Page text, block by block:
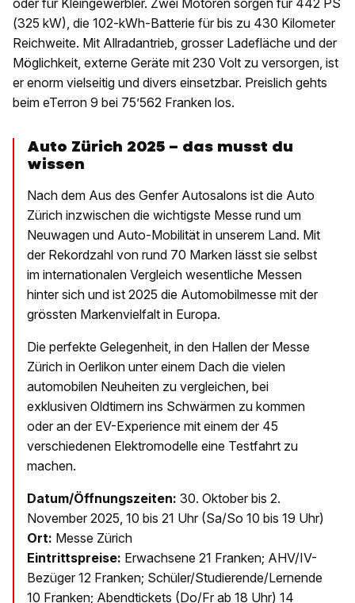
oder für Kleingewerbler. Zwei Motoren sorgen für 442 PS
(325 kW), die 102-kWh-Batterie für bis zu 430 Kilometer
Reichweite. Mit Allradantrieb, grosser Ladefläche und der
Möglichkeit, externe Geräte mit 230 Volt zu versorgen, ist
er enorm vielseitig und divers einsetzbar. Preislich gehts
beim eTerron 9 bei 75’562 Franken los.
Auto Zürich 2025 – das musst du
wissen
Nach dem Aus des Genfer Autosalons ist die Auto
Zürich inzwischen die wichtigste Messe rund um
Neuwagen und Auto-Mobilität in unserem Land. Mit
der Rekordzahl von rund 70 Marken lässt sie selbst
im internationalen Vergleich wesentliche Messen
hinter sich und ist 2025 die Automobilmesse mit der
grössten Markenvielfalt in Europa.
Die perfekte Gelegenheit, in den Hallen der Messe
Zürich in Oerlikon unter einem Dach die vielen
automobilen Neuheiten zu vergleichen, bei
exklusiven Oldtimern ins Schwärmen zu kommen
oder an der EV-Experience mit einem der 45
verschiedenen Elektromodelle eine Testfahrt zu
machen.
Datum/Öffnungszeiten: 30. Oktober bis 2.
November 2025, 10 bis 21 Uhr (Sa/So 10 bis 19 Uhr)
Ort: Messe Zürich
Eintrittspreise: Erwachsene 21 Franken; AHV/IV-
Bezüger 12 Franken; Schüler/Studierende/Lernende
10 Franken; Abendtickets (Do/Fr ab 18 Uhr) 14